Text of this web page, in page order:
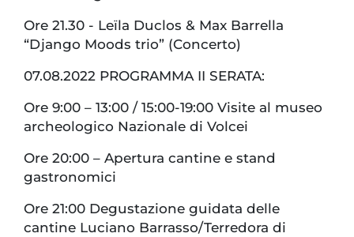
Ore 21.30 - Leïla Duclos & Max Barrella
“Django Moods trio” (Concerto)
07.08.2022 PROGRAMMA II SERATA:
Ore 9:00 – 13:00 / 15:00-19:00 Visite al museo
archeologico Nazionale di Volcei
Ore 20:00 – Apertura cantine e stand
gastronomici
Ore 21:00 Degustazione guidata delle
cantine Luciano Barrasso/Terredora di